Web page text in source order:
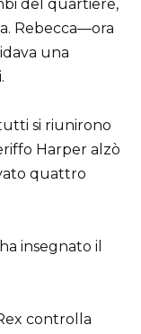
del quartiere,
Rebecca—ora
una
si riunirono
Harper alzò
quattro
insegnato il
controlla